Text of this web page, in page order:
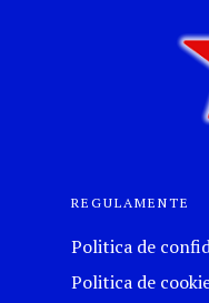
REGULAMENTE
Politica de
Politica de